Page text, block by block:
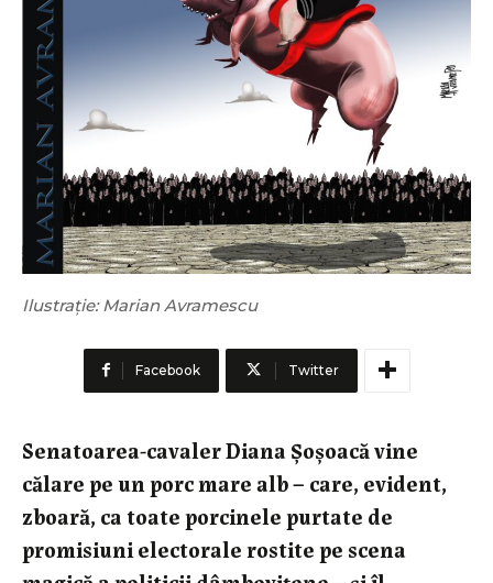
Ilustrație: Marian Avramescu
Facebook Twitter
Senatoarea-cavaler Diana Șoșoacă vine
călare pe un porc mare alb – care, evident,
zboară, ca toate porcinele purtate de
promisiuni electorale rostite pe scena